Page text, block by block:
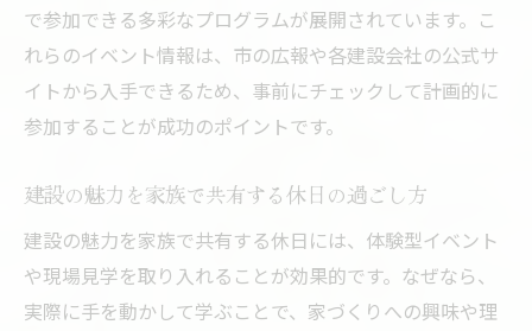
で参加できる多彩なプログラムが展開されています。こ
れらのイベント情報は、市の広報や各建設会社の公式サ
イトから入手できるため、事前にチェックして計画的に
参加することが成功のポイントです。
建設の魅力を家族で共有する休日の過ごし方
建設の魅力を家族で共有する休日には、体験型イベント
や現場見学を取り入れることが効果的です。なぜなら、
実際に手を動かして学ぶことで、家づくりへの興味や理